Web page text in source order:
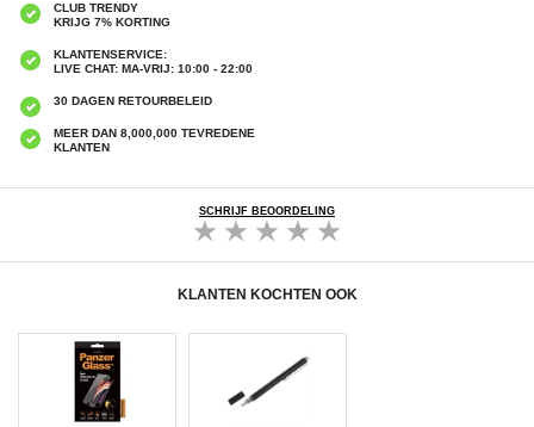
CLUB TRENDY
KRIJG 7% KORTING
KLANTENSERVICE:
LIVE CHAT: MA-VRIJ: 10:00 - 22:00
30 DAGEN RETOURBELEID
MEER DAN 8,000,000 TEVREDENE
KLANTEN
SCHRIJF BEOORDELING
KLANTEN KOCHTEN OOK